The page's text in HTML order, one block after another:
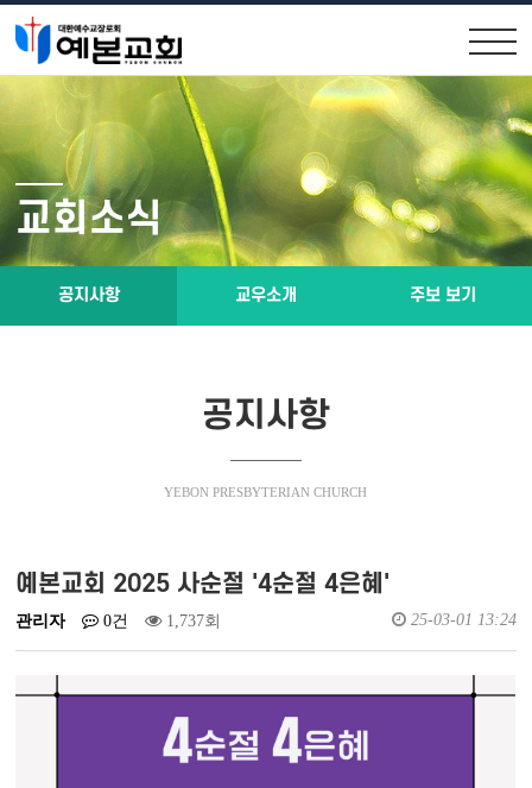
교회안내
원로목사인사
위임목사소개
교회연혁
제직구성
교회소식
공지사항
교우소식
행사앨범
회원가입 로그인
교회소식
공지사항 교우소개 주보 보기
공지사항
YEBON PRESBYTERIAN CHURCH
예본교회 2025 사순절 '4순절 4은혜'
관리자 0건 1,737회 25-03-01 13:24